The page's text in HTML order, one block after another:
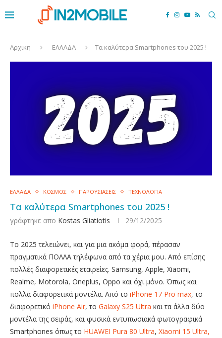
Αρχικη ΕΛΛΑΔΑ Τα καλύτερα Smartphones του 2025 !
ΕΛΛΑΔΑ ΚΟΣΜΟΣ ΠΑΡΟΥΣΙΑΣΕΙΣ ΤΕΧΝΟΛΟΓΙΑ
Τα καλύτερα Smartphones του 2025 !
γράφτηκε απο Kostas Gliatiotis 29/12/2025
To 2025 τελειώνει, και για μια ακόμα φορά, πέρασαν
πραγματικά ΠΟΛΛΑ τηλέφωνα από τα χέρια μου. Από επίσης
πολλές διαφορετικές εταιρείες. Samsung, Apple, Xiaomi,
Realme, Motorola, Oneplus, Oppo και όχι μόνο. Όπως και
πολλά διαφορετικά μοντέλα. Από το iPhone 17 Pro max, το
διαφορετικό iPhone Air, το Galaxy S25 Ultra και τα άλλα δύο
μοντέλα της σειράς, και φυσικά εντυπωσιακά φωτογραφικά
Smartphones όπως το HUAWEI Pura 80 Ultra, Xiaomi 15 Ultra,